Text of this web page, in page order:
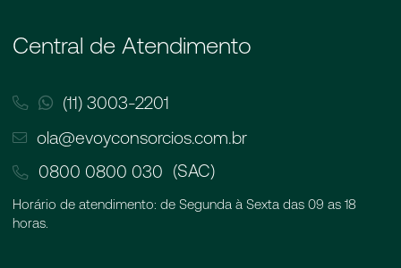
Central de Atendimento
(11) 3003-2201
ola@evoyconsorcios.com.br
0800 0800 030 (SAC)
Horário de atendimento: de Segunda à Sexta das 09 as 18
horas.